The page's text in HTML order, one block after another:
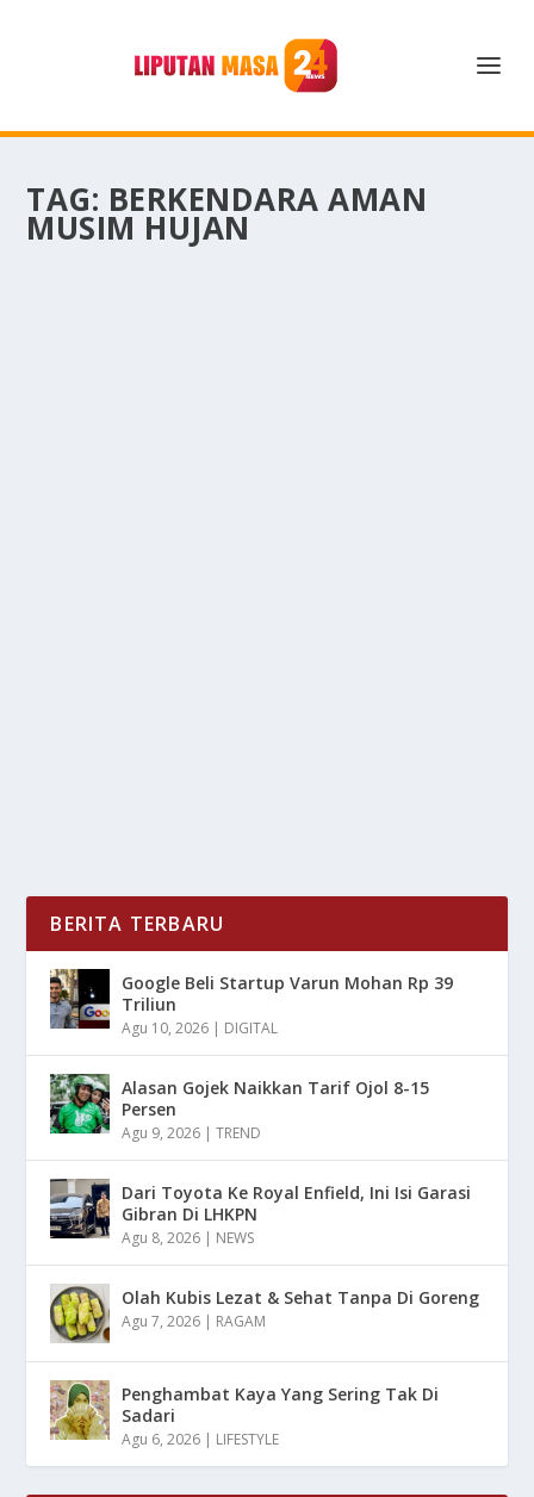
TAG: BERKENDARA AMAN
MUSIM HUJAN
BERITA TERBARU
Google Beli Startup Varun Mohan Rp 39
Triliun
Agu 10, 2026 | DIGITAL
Alasan Gojek Naikkan Tarif Ojol 8-15
Persen
Agu 9, 2026 |TREND
Dari Toyota Ke Royal Enfield, Ini Isi Garasi
Gibran Di LHKPN
Agu 8, 2026 | NEWS
Olah Kubis Lezat & Sehat Tanpa Di Goreng
Agu 7, 2026 | RAGAM
Penghambat Kaya Yang Sering Tak Di
Sadari
Agu 6, 2026 | LIFESTYLE